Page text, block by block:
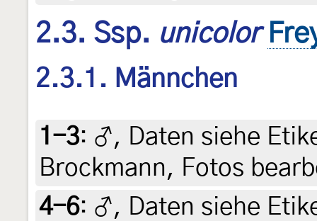
2.3. Ssp. unicolor
2.3.1. Männchen
1-3: ♂, Daten siehe
Brockmann, Fotos
4-6: ♂, Daten siehe